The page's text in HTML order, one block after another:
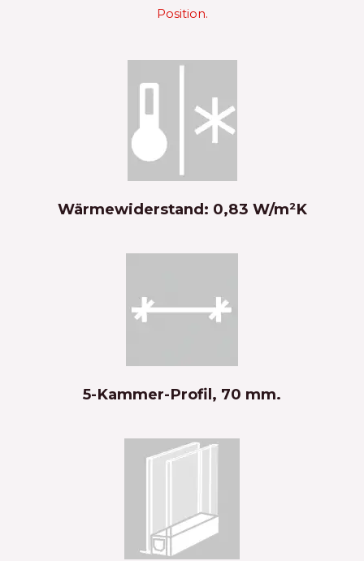
Position.
Wärmewiderstand: 0,83 W/m²K
5-Kammer-Profil, 70 mm.